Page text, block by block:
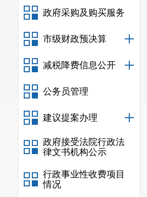
政府采购及购买服务
市级财政预决算
减税降费信息公开
公务员管理
建议提案办理
政府接受法院行政法
律文书机构公示
行政事业性收费项目
情况